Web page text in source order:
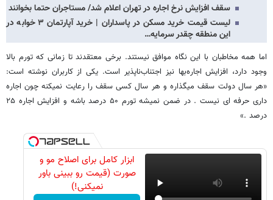
سقف افزایش نرخ اجاره در تهران اعلام شد/ مستاجران حتما بخوانند
لیست قیمت خرید مسکن در پاسداران | خرید آپارتمان ۳ خوابه در
این منطقه چقدر سرمایه…
اما همه مخاطبان با این نگاه موافق نیستند. برخی معتقدند تا زمانی که تورم بالا
وجود دارد، افزایش اجاره‌بها نیز اجتناب‌ناپذیر است. یکی از کاربران نوشته است:
«هر سال دولت سقف میگذاره و هر سال کسی سقف را رعایت نمیکنه چون اجاره
داری حرفه ای نیست . در ضمن نمیشه تورم ۵۰ درصد باشه و افزایش اجاره ۲۵
درصد .»
ابزار کامل برای اصلاح مو و
صورت (قیمت رو ببینی باور
نمیکنی!)